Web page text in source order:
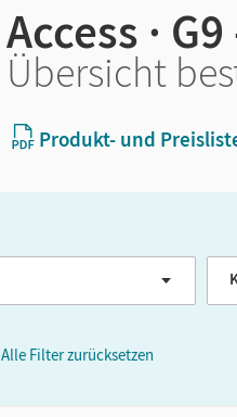
Access ·
Übersicht
Produkt- und
Alle Filter zurücksetzen